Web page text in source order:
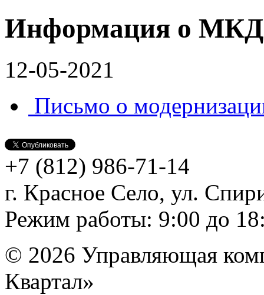
Информация о
12-05-2021
Письмо о
+7 (812) 986-71-14
г. Красное Село, ул.
Режим работы: 9:00 до
© 2026 Управляющая
Квартал»